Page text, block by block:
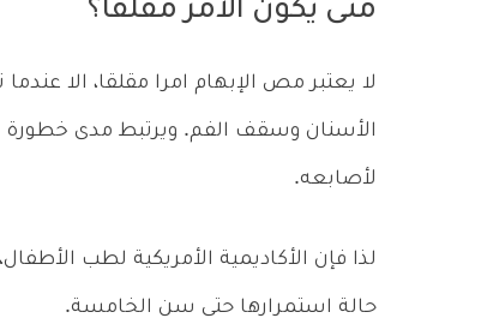
متى يكون الأمر مقلقا؟
لا يعتبر مص الإبهام امرا مقلقا، الا
الأسنان وسقف الفم. ويرتبط مدى
لأصابعه.
لذا فإن الأكاديمية الأمريكية لطب
حالة استمرارها حتى سن الخامسة.